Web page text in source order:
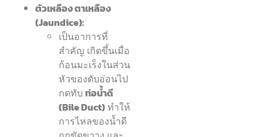
ตัวเหลือง ตาเหลือง
(Jaundice):
เป็นอาการที่
สำคัญ เกิดขึ้นเมื่อ
ก้อนมะเร็งในส่วน
หัวของตับอ่อนไป
กดทับ ท่อน้ำดี
(Bile Duct)ทำให้
การไหลของน้ำดี